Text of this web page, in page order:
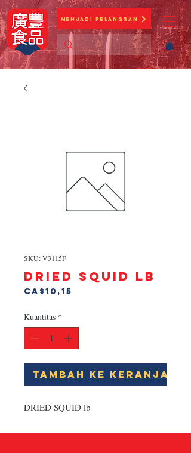
Menjadi Pelanggan
SKU: V3115F
DRIED SQUID lb
CA$10,15
Kuantitas *
Tambah ke Keranjang
DRIED SQUID lb